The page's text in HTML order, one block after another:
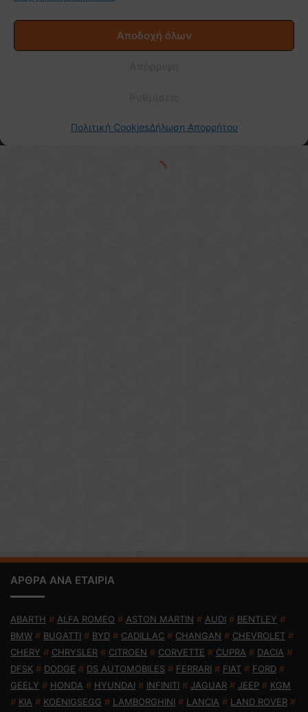
ΑΡΘΡΑ ΑΝΑ ΕΤΑΙΡΙΑ
ABARTH # ALFA ROMEO # ASTON MARTIN # AUDI # BENTLEY #
BMW # BUGATTI # BYD # CADILLAC # CHANGAN # CHEVROLET #
CHERY # CHRYSLER # CITROEN # CORVETTE # CUPRA # DACIA #
DFSK # DODGE # DS AUTOMOBILES # FERRARI # FIAT # FORD #
GEELY # HONDA # HYUNDAI # INFINITI # JAGUAR # JEEP # KGM
# KIA # KOENIGSEGG # LAMBORGHINI # LANCIA # LAND ROVER #